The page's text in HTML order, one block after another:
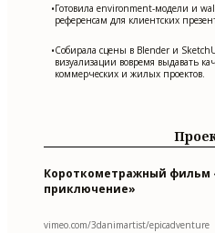
•Готовила environment-модели и
референсам для клиентских
•Собирала сцены в Blender и
визуализации вовремя выдавать
коммерческих и жилых проектов.
Короткометражный фильм
приключение»
vimeo.com/3danimartist/epicadventure